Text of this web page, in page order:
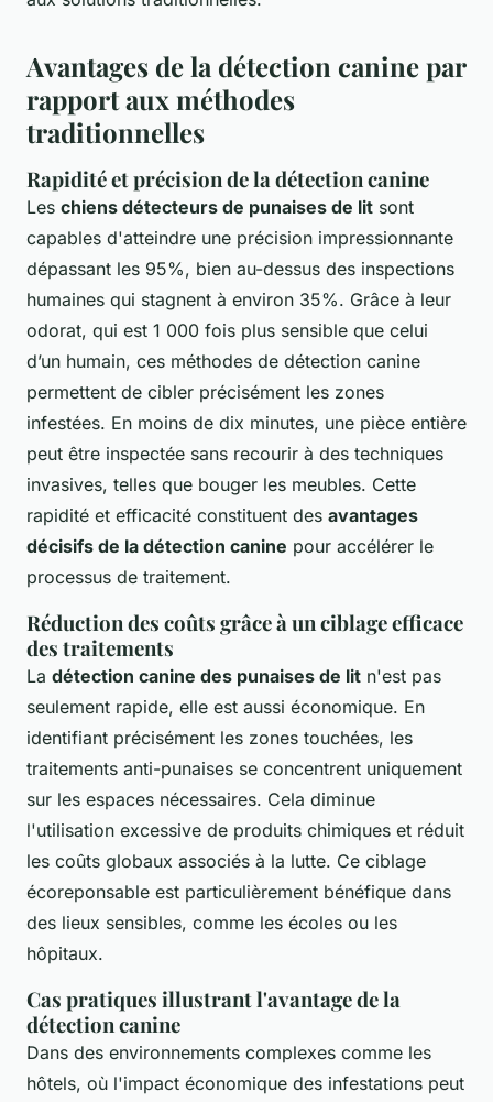
Avantages de la détection canine par
rapport aux méthodes
traditionnelles
Rapidité et précision de la détection canine
Les chiens détecteurs de punaises de lit sont
capables d'atteindre une précision impressionnante
dépassant les 95%, bien au-dessus des inspections
humaines qui stagnent à environ 35%. Grâce à leur
odorat, qui est 1 000 fois plus sensible que celui
d’un humain, ces méthodes de détection canine
permettent de cibler précisément les zones
infestées. En moins de dix minutes, une pièce entière
peut être inspectée sans recourir à des techniques
invasives, telles que bouger les meubles. Cette
rapidité et efficacité constituent des avantages
décisifs de la détection canine pour accélérer le
processus de traitement.
Réduction des coûts grâce à un ciblage efficace
des traitements
La détection canine des punaises de lit n'est pas
seulement rapide, elle est aussi économique. En
identifiant précisément les zones touchées, les
traitements anti-punaises se concentrent uniquement
sur les espaces nécessaires. Cela diminue
l'utilisation excessive de produits chimiques et réduit
les coûts globaux associés à la lutte. Ce ciblage
écoreponsable est particulièrement bénéfique dans
des lieux sensibles, comme les écoles ou les
hôpitaux.
Cas pratiques illustrant l'avantage de la
détection canine
Dans des environnements complexes comme les
hôtels, où l'impact économique des infestations peut